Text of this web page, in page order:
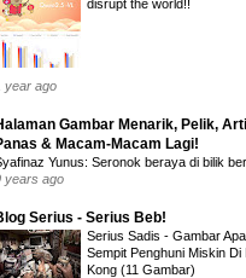
disrupt the world!!
year ago
Gambar Menarik, Pelik,
& Macam-Macam Lagi!
Yunus: Seronok beraya di bilik
years ago
Serius - Serius Beb!
Serius Sadis - Gambar
Sempit Penghuni Miskin Di
Kong (11 Gambar)